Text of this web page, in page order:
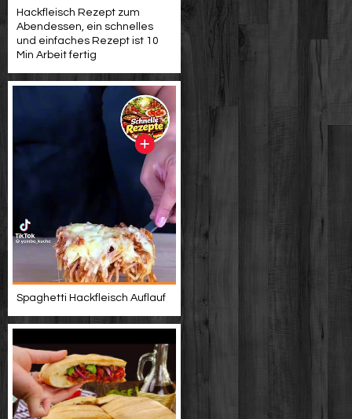
Hackfleisch Rezept zum
Abendessen, ein schnelles
und einfaches Rezept ist 10
Min Arbeit fertig
Spaghetti Hackfleisch Auflauf